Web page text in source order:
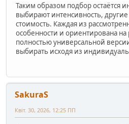
Таким образом подбор остаётся
выбирают интенсивность,
стоимость. Каждая из
особенности и ориентирована
полностью универсальной
выбирать исходя из
SakuraS
Квіт. 30, 2026, 12:25 ПП